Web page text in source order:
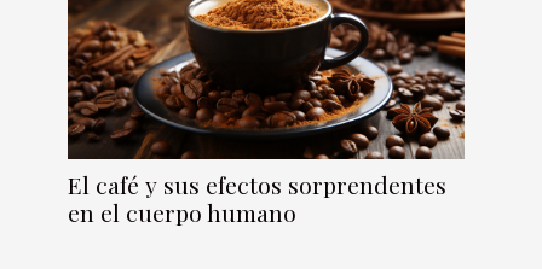
El café y sus efectos sorprendentes
en el cuerpo humano